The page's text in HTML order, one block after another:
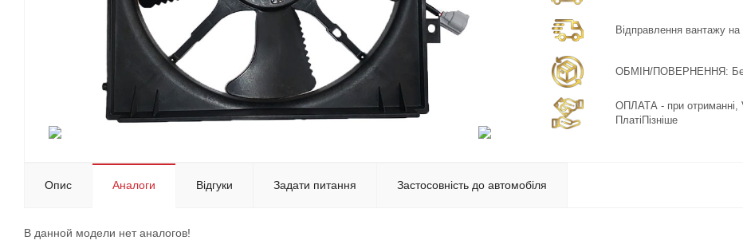
Відправлення вантажу
ОБМІН/ПОВЕРНЕННЯ: Без
ОПЛАТА - при отриманні,
ПлатіПізніше
Опис Аналоги Відгуки Задати питання Застосовність до автомобіля
В данной модели нет аналогов!